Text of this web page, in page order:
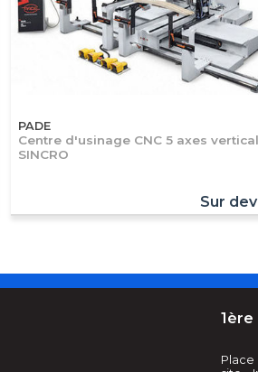
PADE
Centre d'usinage CNC 5 axes vertical
SINCRO
Sur
Place